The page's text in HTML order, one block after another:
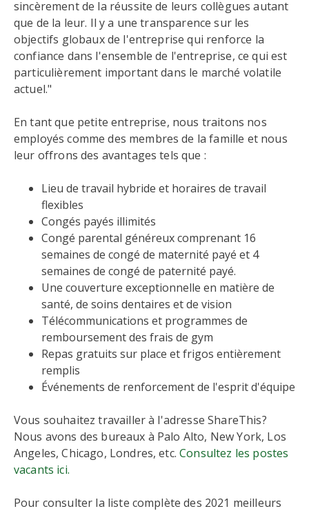
sincèrement de la réussite de leurs collègues autant
que de la leur. Il y a une transparence sur les
objectifs globaux de l'entreprise qui renforce la
confiance dans l'ensemble de l'entreprise, ce qui est
particulièrement important dans le marché volatile
actuel."
En tant que petite entreprise, nous traitons nos
employés comme des membres de la famille et nous
leur offrons des avantages tels que :
Lieu de travail hybride et horaires de travail
flexibles
Congés payés illimités
Congé parental généreux comprenant 16
semaines de congé de maternité payé et 4
semaines de congé de paternité payé.
Une couverture exceptionnelle en matière de
santé, de soins dentaires et de vision
Télécommunications et programmes de
remboursement des frais de gym
Repas gratuits sur place et frigos entièrement
remplis
Événements de renforcement de l'esprit d'équipe
Vous souhaitez travailler à l'adresse ShareThis?
Nous avons des bureaux à Palo Alto, New York, Los
Angeles, Chicago, Londres, etc.Consultez les postes
vacants ici.
Pour consulter la liste complète des 2021 meilleurs